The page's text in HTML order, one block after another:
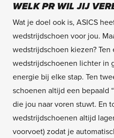
WELK PR WIL JIJ
Wat je doel ook is, ASICS
wedstrijdschoen voor jou.
wedstrijdschoen kiezen? Ten
wedstrijdschoenen lichter in
energie bij elke stap. Ten
schoenen altijd een bepaald
die jou naar voren stuwt. En
wedstrijdschoenen altijd
voorvoet) zodat je